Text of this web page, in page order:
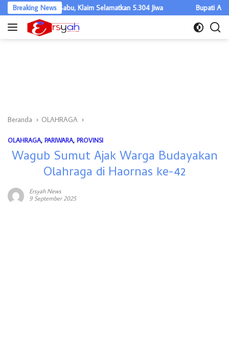
Langsung
ke
Breaking News
Kg Sabu, Klaim Selamatkan 5.304 Jiwa Bupati Asahan Minta
Beranda OLAHRAGA
OLAHRAGA, PARIWARA, PROVINSI
Wagub Sumut Ajak Warga Budayakan
Olahraga di Haornas ke-42
Ersyah News
9 September 2025